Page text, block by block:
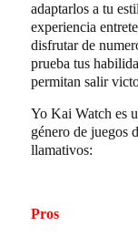
adaptarlos a tu
experiencia
disfrutar de
prueba tus
permitan salir
Yo Kai Watch es
género de juegos
llamativos:
Pros